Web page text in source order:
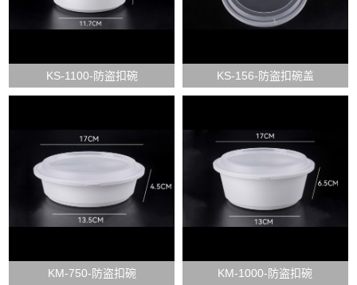
KS-1100-防盗扣碗 KS-156-防盗扣碗盖
KM-750-防盗扣碗 KM-1000-防盗扣碗